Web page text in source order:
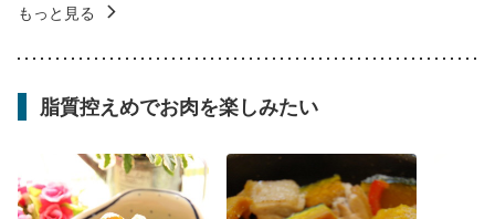
もっと見る
脂質控えめでお肉を楽しみたい